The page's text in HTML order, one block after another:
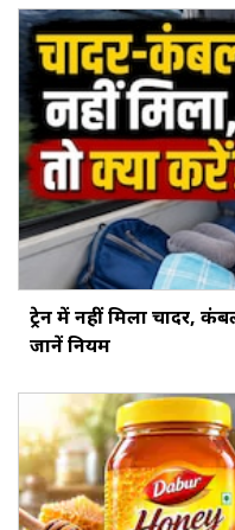
ट्रेन में नहीं मिला चादर,
जानें नियम